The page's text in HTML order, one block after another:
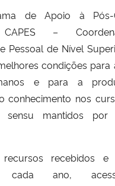
e Abastecimento
Inovações e Comunicações
de Apoio à Pós-
–
Pessoal de Nível
condições para
e para a
conhecimento nos
sensu mantidos por
recebidos e
cada ano,